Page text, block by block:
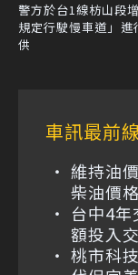
警方於台1線枋山段
規定行駛慢車道」
供
車訊最前線
維持油
柴油價
台中4
額投入
桃市科